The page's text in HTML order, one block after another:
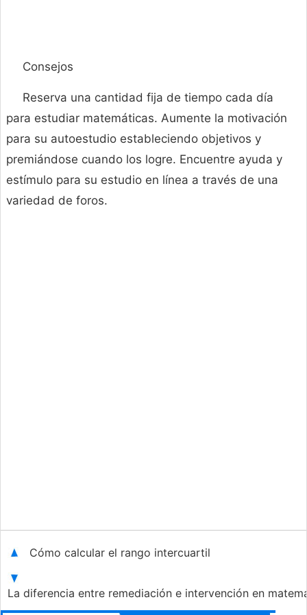
Consejos
Reserva una cantidad fija de tiempo cada día
para estudiar matemáticas. Aumente la motivación
para su autoestudio estableciendo objetivos y
premiándose cuando los logre. Encuentre ayuda y
estímulo para su estudio en línea a través de una
variedad de foros.
Cómo calcular el rango intercuartil
La diferencia entre remediación e intervención en